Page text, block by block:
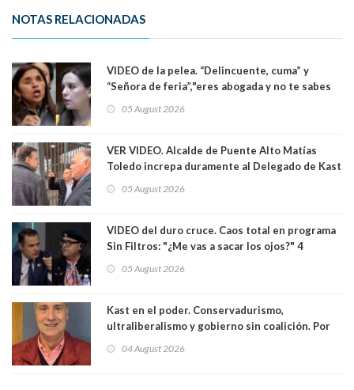
NOTAS RELACIONADAS
VIDEO de la pelea. “Delincuente, cuma” y
“Señora de feria”,"eres abogada y no te sabes
senadoras Camila Flores y Fabiola Campillai en
05 August 2026
VER VIDEO. Alcalde de Puente Alto Matías
Toledo increpa duramente al Delegado de Kast
delegado nuevamente arrancando"
05 August 2026
VIDEO del duro cruce. Caos total en programa
Sin Filtros: "¿Me vas a sacar los ojos?" 4
excarabinero que dejó ciego a Gustavo Gatica:
05 August 2026
Kast en el poder. Conservadurismo,
ultraliberalismo y gobierno sin coalición. Por
04 August 2026